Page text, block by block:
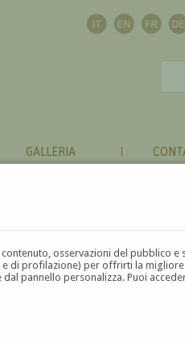
osservazioni del pubblico
di profilazione) per offrirti la
pannello personalizza. Puoi
GALLERIA